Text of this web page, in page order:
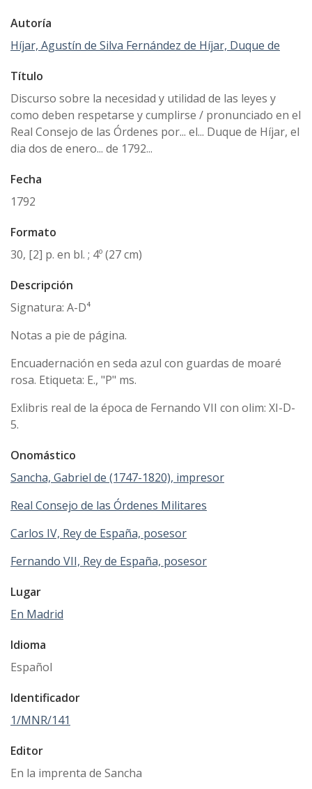
Autoría
Híjar, Agustín de Silva Fernández de Híjar, Duque de
Título
Discurso sobre la necesidad y utilidad de las leyes y
como deben respetarse y cumplirse / pronunciado en el
Real Consejo de las Órdenes por... el... Duque de Híjar, el
dia dos de enero... de 1792...
Fecha
1792
Formato
30, [2] p. en bl. ; 4º (27 cm)
Descripción
Signatura: A-D⁴
Notas a pie de página.
Encuadernación en seda azul con guardas de moaré
rosa. Etiqueta: E., "P" ms.
Exlibris real de la época de Fernando VII con olim: XI-D-
5.
Onomástico
Sancha, Gabriel de (1747-1820), impresor
Real Consejo de las Órdenes Militares
Carlos IV, Rey de España, posesor
Fernando VII, Rey de España, posesor
Lugar
En Madrid
Idioma
Español
Identificador
1/MNR/141
Editor
En la imprenta de Sancha